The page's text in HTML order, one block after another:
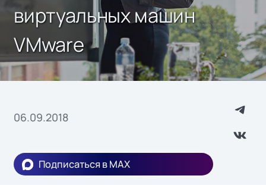
виртуальных машин
VMware
06.09.2018
Подписаться в MAX